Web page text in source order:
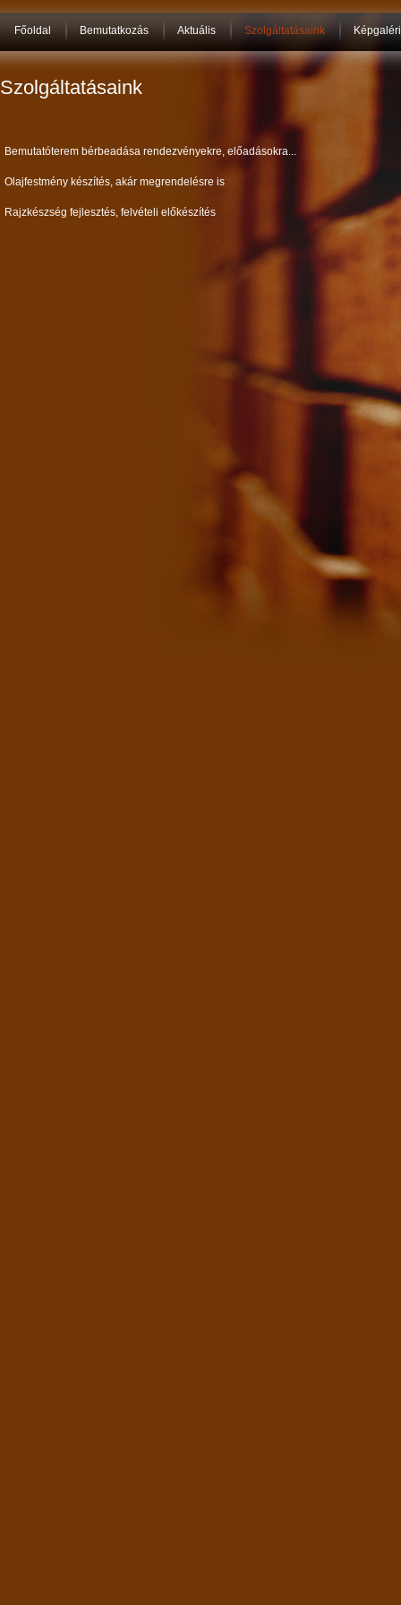
Főoldal Bemutatkozás Aktuális Szolgáltatásaink
Szolgáltatásaink
Bemutatóterem bérbeadása rendezvényekre, előadásokra...
Olajfestmény készítés, akár megrendelésre is
Rajzkészség fejlesztés, felvételi előkészítés